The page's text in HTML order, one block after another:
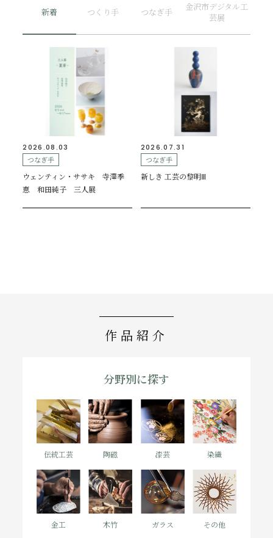
新着 つくり手 つなぎ手
金沢市デジタル工
芸展
2026.08.03
つなぎ手
ウェンティン・ササキ 寺澤季
恵 和田純子 三人展
2026.07.31
つなぎ手
新しき 工芸の黎明Ⅲ
作品紹介
分野別に探す
伝統工芸 陶磁 漆芸 染織
金工 木竹 ガラス その他